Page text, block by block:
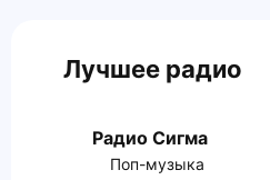
Лучшее радио
Радио Сигма
Поп-музыка